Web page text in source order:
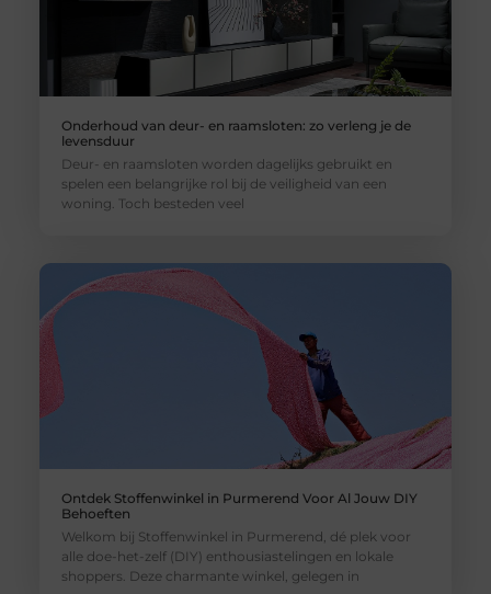
Onderhoud van deur- en raamsloten: zo verleng je de
levensduur
Deur- en raamsloten worden dagelijks gebruikt en
spelen een belangrijke rol bij de veiligheid van een
woning. Toch besteden veel
Ontdek Stoffenwinkel in Purmerend Voor Al Jouw DIY
Behoeften
Welkom bij Stoffenwinkel in Purmerend, dé plek voor
alle doe-het-zelf (DIY) enthousiastelingen en lokale
shoppers. Deze charmante winkel, gelegen in